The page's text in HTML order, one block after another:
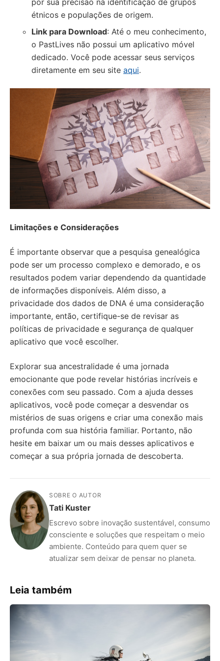
por sua precisão na identificação de grupos
étnicos e populações de origem.
Link para Download: Até o meu conhecimento,
o PastLives não possui um aplicativo móvel
dedicado. Você pode acessar seus serviços
diretamente em seu site aqui.
Limitações e Considerações
É importante observar que a pesquisa genealógica
pode ser um processo complexo e demorado, e os
resultados podem variar dependendo da quantidade
de informações disponíveis. Além disso, a
privacidade dos dados de DNA é uma consideração
importante, então, certifique-se de revisar as
políticas de privacidade e segurança de qualquer
aplicativo que você escolher.
Explorar sua ancestralidade é uma jornada
emocionante que pode revelar histórias incríveis e
conexões com seu passado. Com a ajuda desses
aplicativos, você pode começar a desvendar os
mistérios de suas origens e criar uma conexão mais
profunda com sua história familiar. Portanto, não
hesite em baixar um ou mais desses aplicativos e
começar a sua própria jornada de descoberta.
SOBRE O AUTOR
Tati Kuster
Escrevo sobre inovação sustentável, consumo
consciente e soluções que respeitam o meio
ambiente. Conteúdo para quem quer se
atualizar sem deixar de pensar no planeta.
Leia também